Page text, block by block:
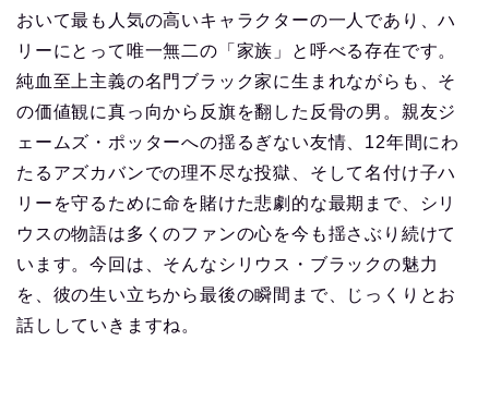
おいて最も人気の高いキャラクターの一人であり、ハ
リーにとって唯一無二の「家族」と呼べる存在です。
純血至上主義の名門ブラック家に生まれながらも、そ
の価値観に真っ向から反旗を翻した反骨の男。親友ジ
ェームズ・ポッターへの揺るぎない友情、12年間にわ
たるアズカバンでの理不尽な投獄、そして名付け子ハ
リーを守るために命を賭けた悲劇的な最期まで、シリ
ウスの物語は多くのファンの心を今も揺さぶり続けて
います。今回は、そんなシリウス・ブラックの魅力
を、彼の生い立ちから最後の瞬間まで、じっくりとお
話ししていきますね。